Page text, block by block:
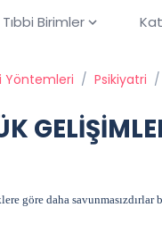
Tıbbi Birimler
Yöntemleri / Psikiyatri /
göre daha savunmasızdırlar